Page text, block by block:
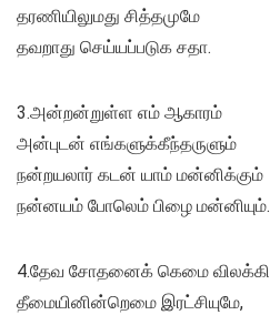
தரணியிலுமது சித்தமுமே
தவறாது செய்யப்படுக சதா.
3.அன்றன்றுள்ள எம்‌ ஆகாரம்‌
அன்புடன்‌ எங்களுக்கீந்தருளும்‌
நன்றயலார்‌ கடன்‌ யாம்‌ மன்னிக்கும்‌
நன்னயம்‌ போலெம்‌ பிழை மன்னியும்‌.
4.தேவ சோதனைக்‌ கெமை விலக்கி
தீமையினின்றெமை இரட்சியுமே,